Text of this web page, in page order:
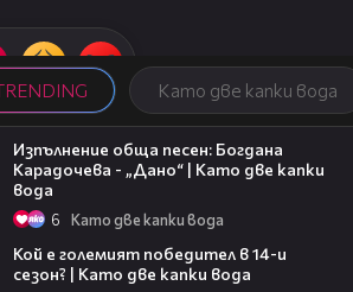
Като две капки вода
Изпълнение обща песен: Богдана
Карадочева - „Дано“ | Като две капки
вода
6 Като две капки вода
Кой е големият победител в 14-и
сезон? | Като две капки вода